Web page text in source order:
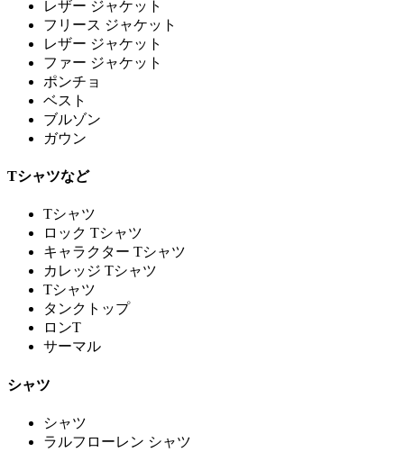
レザー ジャケット
フリース ジャケット
レザー ジャケット
ファー ジャケット
ポンチョ
ベスト
ブルゾン
ガウン
Tシャツなど
Tシャツ
ロック Tシャツ
キャラクター Tシャツ
カレッジ Tシャツ
Tシャツ
タンクトップ
ロンT
サーマル
シャツ
シャツ
ラルフローレン シャツ